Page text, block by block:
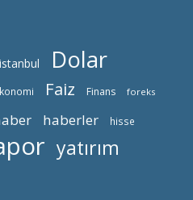
Dolar
Faiz Finans foreks
haberler hisse
yatırım